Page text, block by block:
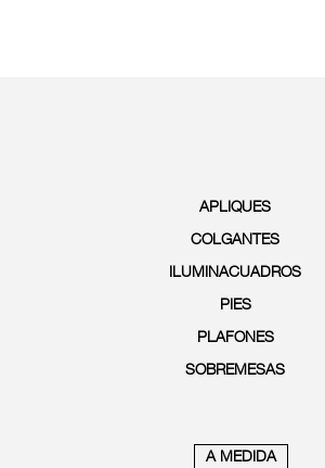
APLIQUES
COLGANTES
ILUMINACUADROS
PIES
PLAFONES
SOBREMESAS
A MEDIDA